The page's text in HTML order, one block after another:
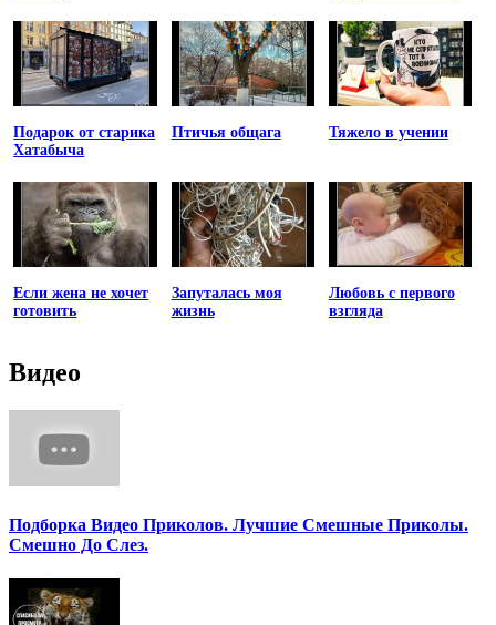
Подарок от старика
Хатабыча
Птичья общага Тяжело в учении
Если жена не хочет
готовить
Запуталась моя
жизнь
Любовь с первого
взгляда
Видео
Подборка Видео Приколов. Лучшие Смешные Приколы.
Смешно До Слез.